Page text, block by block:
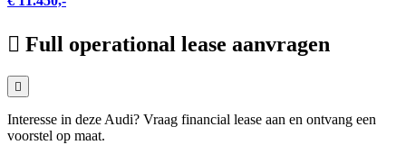
Full operational lease aanvragen
Interesse in deze Audi? Vraag financial lease aan en ontvang een
voorstel op maat.